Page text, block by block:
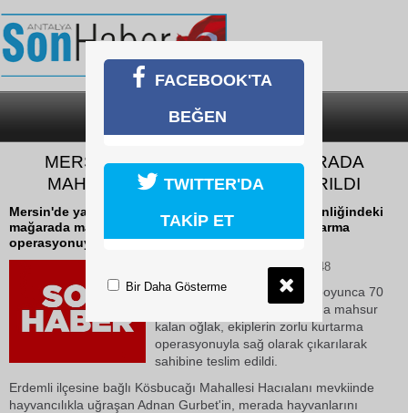
SON DAKİKA
MERSİN’DE 70 METRELİK MAĞARADA
MAHSUR KALAN OĞLAK KURTARILDI
Mersin'de yaklaşık bir hafta boyunca 70 metre derinliğindeki
mağarada mahsur kalan oğlak, ekiplerin zorlu kurtarma
operasyonuyla sağ olarak çıkarılarak...
06 Haziran 2026 Cumartesi 10:48
Mersin'de yaklaşık bir hafta boyunca 70
metre derinliğindeki mağarada mahsur
kalan oğlak, ekiplerin zorlu kurtarma
operasyonuyla sağ olarak çıkarılarak
sahibine teslim edildi.
Erdemli ilçesine bağlı Kösbucağı Mahallesi Hacıalanı mevkiinde
hayvancılıkla uğraşan Adnan Gurbet'in, merada hayvanlarını
FACEBOOK'TA
BEĞEN
TWITTER'DA
TAKİP ET
Bir Daha Gösterme